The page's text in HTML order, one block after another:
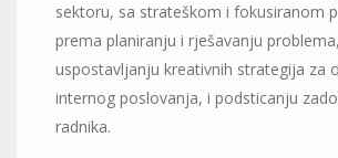
sektoru, sa strateškom i fokusiranom
prema planiranju i rješavanju
uspostavljanju kreativnih strategija za
internog poslovanja, i podsticanju
radnika.